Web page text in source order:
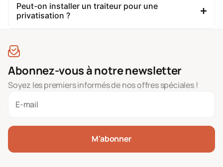
Peut-on installer un traiteur pour une
privatisation ?
Abonnez-vous à notre newsletter
Soyez les premiers informés de nos offres spéciales !
M'abonner